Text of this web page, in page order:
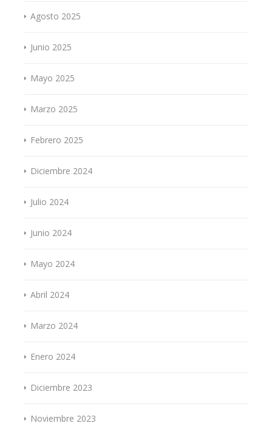
Agosto 2025
Junio 2025
Mayo 2025
Marzo 2025
Febrero 2025
Diciembre 2024
Julio 2024
Junio 2024
Mayo 2024
Abril 2024
Marzo 2024
Enero 2024
Diciembre 2023
Noviembre 2023